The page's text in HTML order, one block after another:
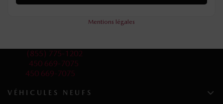
Mentions légales
(855) 775-1202
450 669-7075
450 669-7075
VÉHICULES NEUFS